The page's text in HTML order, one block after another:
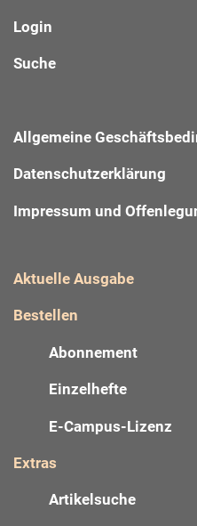
Login
Suche
Allgemeine
Datenschutzerklärung
Impressum und
Aktuelle Ausgabe
Bestellen
Abonnement
Einzelhefte
E-Campus-Lizenz
Extras
Artikelsuche